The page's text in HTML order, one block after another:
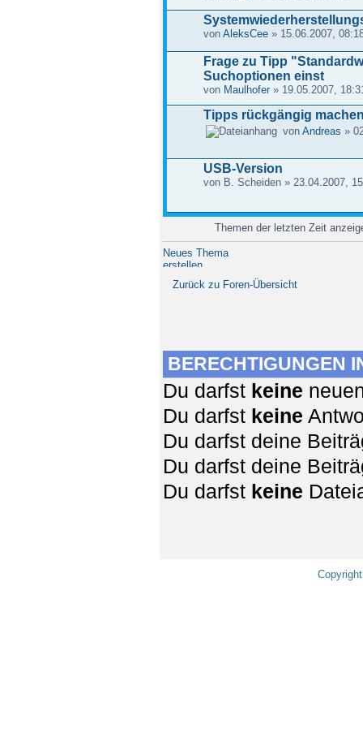
von AleksCee» 15.06.2007,
Frage zu Tipp
Suchoptionen einst
von Maulhofer» 19.05.2007,
Tipps rückgängig
von Andreas »
USB-Version
von B. Scheiden » 23.04.2007,
Themen der letzten Zeit
Neues Thema
erstellen
Zurück zu Foren-Übersicht
BERECHTIGUNGEN
Du darfst keine
Du darfst keine
Du darfst deine
Du darfst deine
Du darfst keine